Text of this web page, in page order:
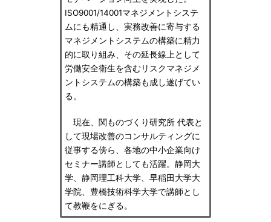
ISO9001/14001マネジメントシステ
ムにも精通し、実務改善に寄与する
マネジメントシステムの構築に精力
的に取り組み、その延長線上として
労働安全衛生を含むリスクマネジメ
ントシステムの構築も成し遂げてい
る。
現在、関ものづくり研究所 代表と
して現場改善のコンサルティングに
従事する傍ら、各地の中小企業向け
セミナー講師としても活躍。静岡大
学、静岡理工科大学、早稲田大学大
学院、豊橋技術科学大学で講師とし
て教鞭をにぎる。